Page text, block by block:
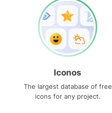
Iconos
The largest database of free
icons for any project.